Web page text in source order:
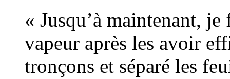
« Jusqu’à maintenant,
vapeur après les avoir
tronçons et séparé les